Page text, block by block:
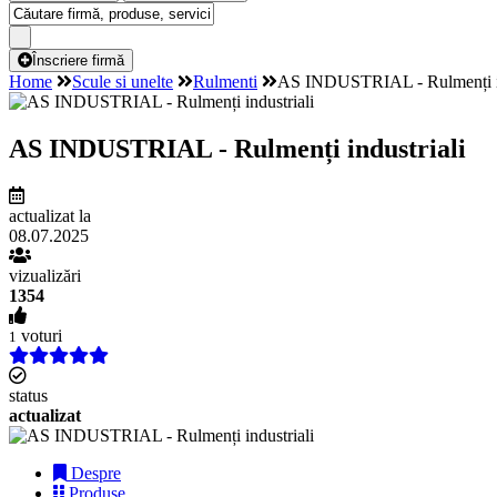
Înscriere firmă
Home Scule si unelte Rulmenti AS INDUSTRIAL - Rulmenți
AS INDUSTRIAL - Rulmenți industriali
actualizat la
08.07.2025
vizualizări
1354
1 voturi
status
actualizat
Despre
Produse